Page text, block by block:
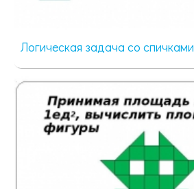
Логическая задача со спичками
82 просмотра